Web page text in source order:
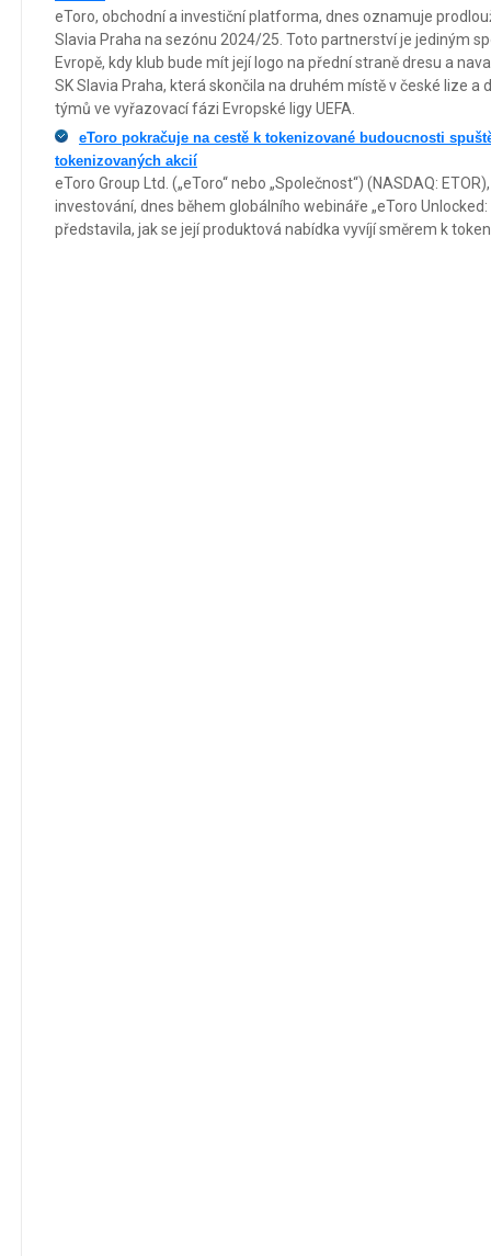
eToro, obchodní a investiční platforma, dnes oznamuje
Slavia Praha na sezónu 2024/25. Toto partnerství je jediným
Evropě, kdy klub bude mít její logo na přední straně dresu a
SK Slavia Praha, která skončila na druhém místě v české lize a
týmů ve vyřazovací fázi Evropské ligy UEFA.
eToro pokračuje na cestě k tokenizované budoucnosti
tokenizovaných akcií
eToro Group Ltd. („eToro“ nebo „Společnost“) (NASDAQ:
investování, dnes během globálního webináře „eToro
představila, jak se její produktová nabídka vyvíjí směrem k